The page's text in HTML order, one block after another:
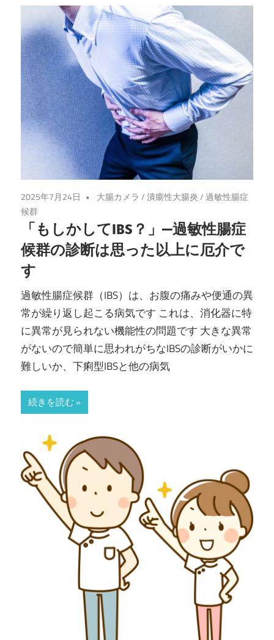
つ
か
内
科・
消
器
内
科・
IBD
ク
リ
ッ
ク
2025年7月24日 大腸カメラ /潰瘍性大腸炎/過敏性腸症
候群
「もしかしてIBS？」—過敏性腸症
候群の診断は思った以上に厄介で
す
過敏性腸症候群（IBS）は、お腹の痛みや便通の異
常が繰り返し起こる病気です これは、消化器に特
に異常が見られない機能性の問題です 大きな異常
がないので簡単に思われがちなIBSの診断がいかに
難しいか、下痢型IBSと他の病気
続きを読む